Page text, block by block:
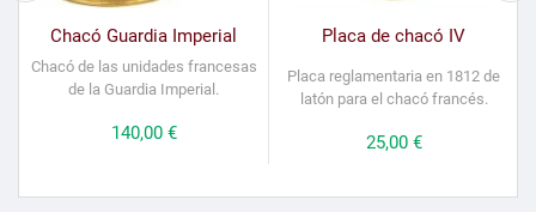
Chacó Guardia Imperial
Chacó de las unidades francesas
de la Guardia Imperial.
Precio
140,00 €
Placa de chacó IV
Placa reglamentaria en 1812 de
latón para el chacó francés.
Precio
25,00 €